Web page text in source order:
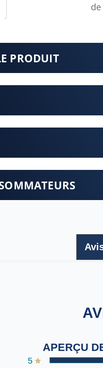
PRODUIT
APERÇU
5